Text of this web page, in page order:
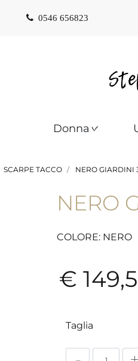
0546 656823
Donna
SCARPE TACCO NERO GIARDINI
NERO
COLORE: NERO
€
Taglia